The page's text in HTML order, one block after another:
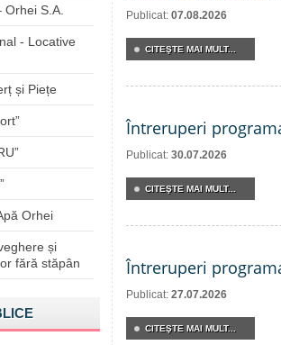
Orhei S.A.
- Locative
și Piețe
Orhei
și
fără stăpân
Publicat: 07.08.2026
CITEŞTE MAI MULT...
Întreruperi
Publicat: 30.07.2026
CITEŞTE MAI MULT...
Întreruperi
Publicat: 27.07.2026
CITEŞTE MAI MULT...